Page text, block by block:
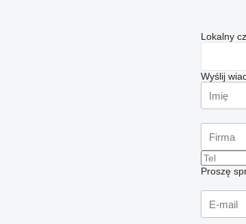
Lokalny
Wyślij
Proszę